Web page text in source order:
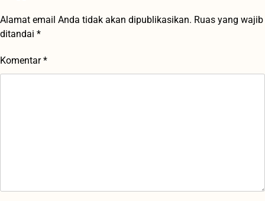
Alamat email Anda tidak akan dipublikasikan. Ruas yang wajib
ditandai *
Komentar*